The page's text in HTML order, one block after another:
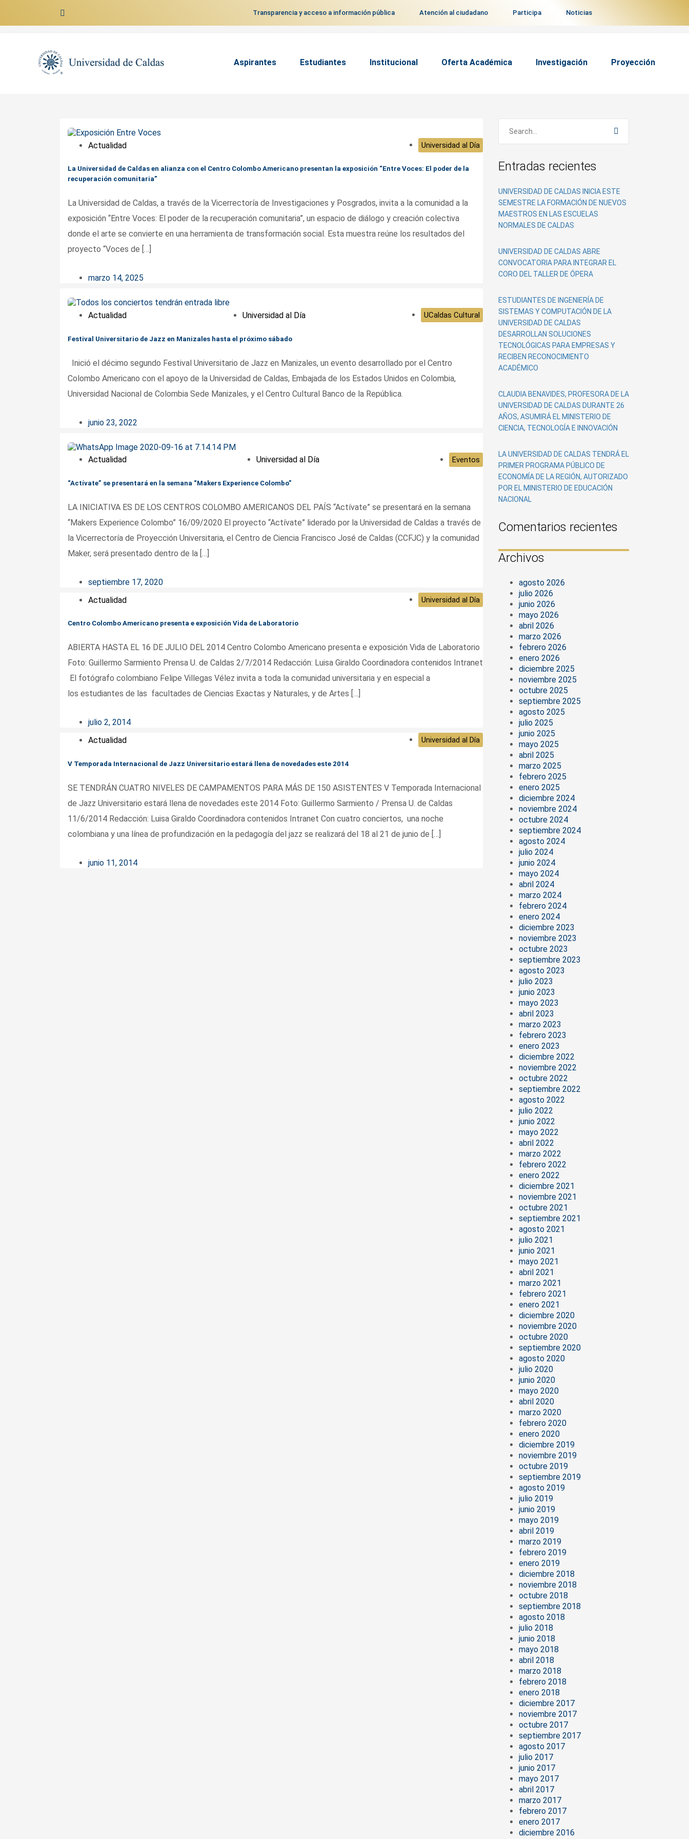
Transparencia y acceso a información pública Atención al ciudadano Participa Noticias
Aspirantes Estudiantes Institucional Oferta Académica Investigación Proyección
Actualidad Universidad al Día
La Universidad de Caldas en alianza con el Centro Colombo Americano presentan la exposición “Entre Voces: El poder de la
recuperación comunitaria”
La Universidad de Caldas, a través de la Vicerrectoría de Investigaciones y Posgrados, invita a la comunidad a la
exposición “Entre Voces: El poder de la recuperación comunitaria”, un espacio de diálogo y creación colectiva
donde el arte se convierte en una herramienta de transformación social. Esta muestra reúne los resultados del
proyecto “Voces de […]
marzo 14, 2025
Actualidad Universidad al Día UCaldas Cultural
Festival Universitario de Jazz en Manizales hasta el próximo sábado
Inició el décimo segundo Festival Universitario de Jazz en Manizales, un evento desarrollado por el Centro
Colombo Americano con el apoyo de la Universidad de Caldas, Embajada de los Estados Unidos en Colombia,
Universidad Nacional de Colombia Sede Manizales, y el Centro Cultural Banco de la República.
junio 23, 2022
Actualidad Universidad al Día Eventos
“Actívate” se presentará en la semana “Makers Experience Colombo”
LA INICIATIVA ES DE LOS CENTROS COLOMBO AMERICANOS DEL PAÍS “Actívate” se presentará en la semana
“Makers Experience Colombo” 16/09/2020 El proyecto “Actívate” liderado por la Universidad de Caldas a través de
la Vicerrectoría de Proyección Universitaria, el Centro de Ciencia Francisco José de Caldas (CCFJC) y la comunidad
Maker, será presentado dentro de la […]
septiembre 17, 2020
Actualidad
Universidad al Día
Centro Colombo Americano presenta e exposición Vida de Laboratorio
ABIERTA HASTA EL 16 DE JULIO DEL 2014 Centro Colombo Americano presenta e exposición Vida de Laboratorio
Foto: Guillermo Sarmiento Prensa U. de Caldas 2/7/2014 Redacción: Luisa Giraldo Coordinadora contenidos Intranet
El fotógrafo colombiano Felipe Villegas Vélez invita a toda la comunidad universitaria y en especial a
los estudiantes de las facultades de Ciencias Exactas y Naturales, y de Artes […]
julio 2, 2014
Actualidad
Universidad al Día
V Temporada Internacional de Jazz Universitario estará llena de novedades este 2014
SE TENDRÁN CUATRO NIVELES DE CAMPAMENTOS PARA MÁS DE 150 ASISTENTES V Temporada Internacional
de Jazz Universitario estará llena de novedades este 2014 Foto: Guillermo Sarmiento / Prensa U. de Caldas
11/6/2014 Redacción: Luisa Giraldo Coordinadora contenidos Intranet Con cuatro conciertos, una noche
colombiana y una línea de profundización en la pedagogía del jazz se realizará del 18 al 21 de junio de […]
junio 11, 2014
Entradas recientes
UNIVERSIDAD DE CALDAS INICIA ESTE
SEMESTRE LA FORMACIÓN DE NUEVOS
MAESTROS EN LAS ESCUELAS
NORMALES DE CALDAS
UNIVERSIDAD DE CALDAS ABRE
CONVOCATORIA PARA INTEGRAR EL
CORO DEL TALLER DE ÓPERA
ESTUDIANTES DE INGENIERÍA DE
SISTEMAS Y COMPUTACIÓN DE LA
UNIVERSIDAD DE CALDAS
DESARROLLAN SOLUCIONES
TECNOLÓGICAS PARA EMPRESAS Y
RECIBEN RECONOCIMIENTO
ACADÉMICO
CLAUDIA BENAVIDES, PROFESORA DE LA
UNIVERSIDAD DE CALDAS DURANTE 26
AÑOS, ASUMIRÁ EL MINISTERIO DE
CIENCIA, TECNOLOGÍA E INNOVACIÓN
LA UNIVERSIDAD DE CALDAS TENDRÁ EL
PRIMER PROGRAMA PÚBLICO DE
ECONOMÍA DE LA REGIÓN, AUTORIZADO
POR EL MINISTERIO DE EDUCACIÓN
NACIONAL
Comentarios recientes
Archivos
agosto 2026
julio 2026
junio 2026
mayo 2026
abril 2026
marzo 2026
febrero 2026
enero 2026
diciembre 2025
noviembre 2025
octubre 2025
septiembre 2025
agosto 2025
julio 2025
junio 2025
mayo 2025
abril 2025
marzo 2025
febrero 2025
enero 2025
diciembre 2024
noviembre 2024
octubre 2024
septiembre 2024
agosto 2024
julio 2024
junio 2024
mayo 2024
abril 2024
marzo 2024
febrero 2024
enero 2024
diciembre 2023
noviembre 2023
octubre 2023
septiembre 2023
agosto 2023
julio 2023
junio 2023
mayo 2023
abril 2023
marzo 2023
febrero 2023
enero 2023
diciembre 2022
noviembre 2022
octubre 2022
septiembre 2022
agosto 2022
julio 2022
junio 2022
mayo 2022
abril 2022
marzo 2022
febrero 2022
enero 2022
diciembre 2021
noviembre 2021
octubre 2021
septiembre 2021
agosto 2021
julio 2021
junio 2021
mayo 2021
abril 2021
marzo 2021
febrero 2021
enero 2021
diciembre 2020
noviembre 2020
octubre 2020
septiembre 2020
agosto 2020
julio 2020
junio 2020
mayo 2020
abril 2020
marzo 2020
febrero 2020
enero 2020
diciembre 2019
noviembre 2019
octubre 2019
septiembre 2019
agosto 2019
julio 2019
junio 2019
mayo 2019
abril 2019
marzo 2019
febrero 2019
enero 2019
diciembre 2018
noviembre 2018
octubre 2018
septiembre 2018
agosto 2018
julio 2018
junio 2018
mayo 2018
abril 2018
marzo 2018
febrero 2018
enero 2018
diciembre 2017
noviembre 2017
octubre 2017
septiembre 2017
agosto 2017
julio 2017
junio 2017
mayo 2017
abril 2017
marzo 2017
febrero 2017
enero 2017
diciembre 2016